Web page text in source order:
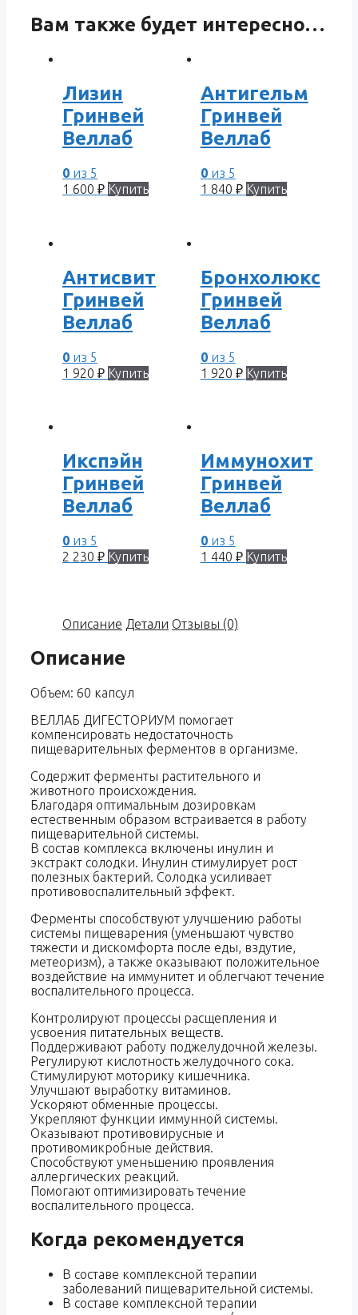
Вам также будет интересно…
Лизин
Гринвей
Веллаб
0 из 5
1 600 ₽ Купить
Антигельм
Гринвей
Веллаб
0из 5
1 840 ₽ Купить
Антисвит
Гринвей
Веллаб
0 из 5
1 920 ₽ Купить
Бронхолюкс
Гринвей
Веллаб
0из 5
1 920 ₽ Купить
Икспэйн
Гринвей
Веллаб
0 из 5
2 230 ₽ Купить
Иммунохит
Гринвей
Веллаб
0из 5
1 440 ₽ Купить
Описание Детали Отзывы (0)
Описание
Объем: 60 капсул
ВЕЛЛАБ ДИГЕСТОРИУМ помогает
компенсировать недостаточность
пищеварительных ферментов в организме.
Содержит ферменты растительного и
животного происхождения.
Благодаря оптимальным дозировкам
естественным образом встраивается в работу
пищеварительной системы.
В состав комплекса включены инулин и
экстракт солодки. Инулин стимулирует рост
полезных бактерий. Солодка усиливает
противовоспалительный эффект.
Ферменты способствуют улучшению работы
системы пищеварения (уменьшают чувство
тяжести и дискомфорта после еды, вздутие,
метеоризм), а также оказывают положительное
воздействие на иммунитет и облегчают течение
воспалительного процесса.
Контролируют процессы расщепления и
усвоения питательных веществ.
Поддерживают работу поджелудочной железы.
Регулируют кислотность желудочного сока.
Стимулируют моторику кишечника.
Улучшают выработку витаминов.
Ускоряют обменные процессы.
Укрепляют функции иммунной системы.
Оказывают противовирусные и
противомикробные действия.
Способствуют уменьшению проявления
аллергических реакций.
Помогают оптимизировать течение
воспалительного процесса.
Когда рекомендуется
В составе комплексной терапии
заболеваний пищеварительной системы.
В составе комплексной терапии